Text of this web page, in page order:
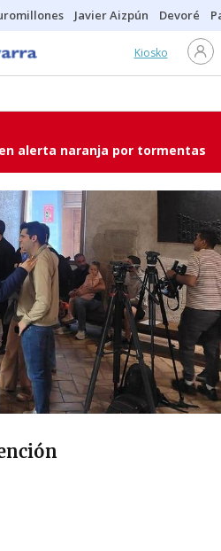
Javier Aizpún Devoré
Kiosko
alerta naranja por tormentas